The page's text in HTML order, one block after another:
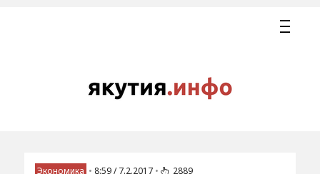
Экономика • 8:59 / 7.2.2017 • 2889